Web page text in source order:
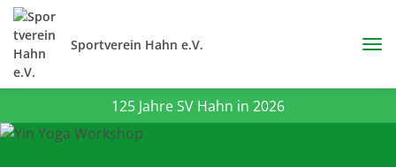
Sportverein Hahn e.V.
125 Jahre SV Hahn in 2026